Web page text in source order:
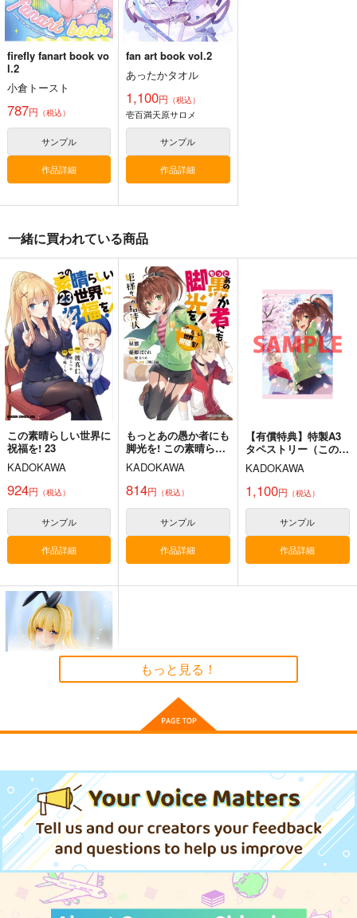
firefly fanart book vo
l.2
小倉トースト
787円 （税込）
サンプル
作品詳細
fan art book vol.2
あったかタオル
1,100円 （税込）
壱百満天原サロメ
サンプル
作品詳細
一緒に買われている商品
この素晴らしい世界に
祝福を! 23
KADOKAWA
924円 （税込）
サンプル
作品詳細
もっとあの愚か者にも
脚光を! この素晴らし
い世界に祝福を!エク
ストラ 姫様からの招
待状
KADOKAWA
814円 （税込）
サンプル
作品詳細
【有償特典】特製A3
タペストリー（この素
晴らしい世界に祝福
を!エクストラ もっと
あの愚か者にも脚光
を! 姫様からの招待
状）
KADOKAWA
1,100円 （税込）
サンプル
作品詳細
らしい世界に祝福
を！ ダクネス 原作
版 ネグリジェver. 完
成品
13,200円 （税込）
サンプル
作品詳細
もっと見る！